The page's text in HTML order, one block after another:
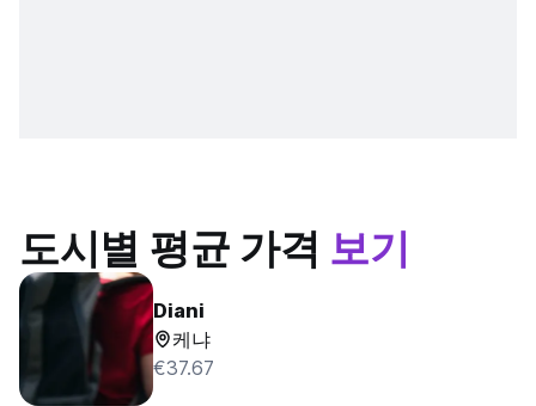
도시별 평균 가격 보기
Diani
케냐
€37.67